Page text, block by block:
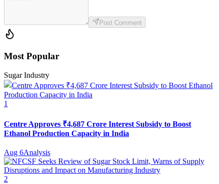
Post Comment
Most Popular
Sugar Industry
1
Centre Approves ₹4,687 Crore Interest Subsidy to Boost
Ethanol Production Capacity in India
Aug 6Analysis
2